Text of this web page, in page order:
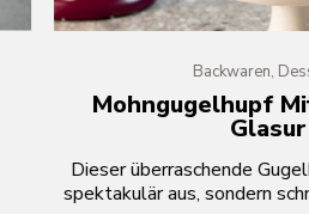
Backwaren,
Mohngugelhupf
Glasur
Dieser überraschende
spektakulär aus, sondern